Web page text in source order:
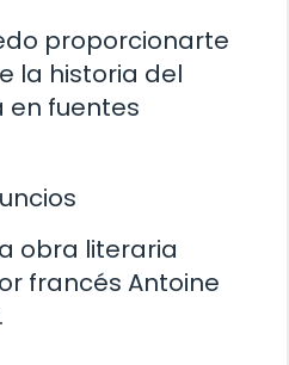
proporcionarte
la historia del
en fuentes
obra literaria
francés Antoine